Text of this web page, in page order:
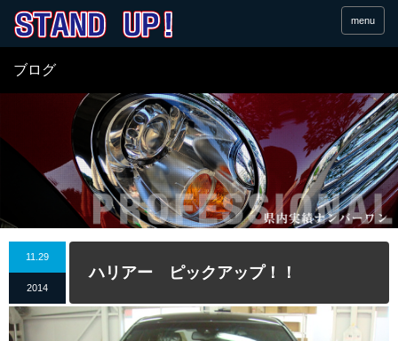
menu
ブログ
11.29
2014
ハリアー ピックアップ！！